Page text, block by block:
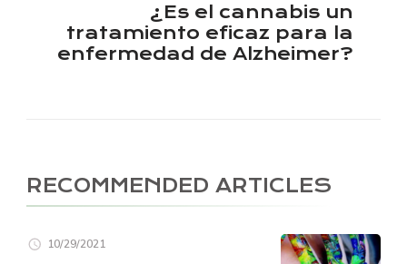
¿Es el cannabis un
tratamiento eficaz para la
enfermedad de Alzheimer?
RECOMMENDED ARTICLES
10/29/2021